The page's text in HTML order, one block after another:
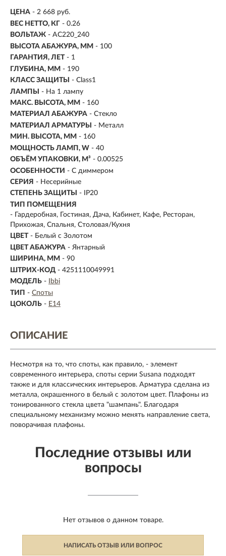
ЦЕНА - 2 668 руб.
ВЕС НЕТТО, КГ - 0.26
ВОЛЬТАЖ - AC220_240
ВЫСОТА АБАЖУРА, ММ - 100
ГАРАНТИЯ, ЛЕТ - 1
ГЛУБИНА, ММ - 190
КЛАСС ЗАЩИТЫ
- Class1
ЛАМПЫ
- На 1 лампу
МАКС. ВЫСОТА, ММ - 160
МАТЕРИАЛ АБАЖУРА - Стекло
МАТЕРИАЛ АРМАТУРЫ
- Металл
МИН. ВЫСОТА, ММ - 160
МОЩНОСТЬ ЛАМП, W - 40
ОБЪЁМ УПАКОВКИ, М³ - 0.00525
ОСОБЕННОСТИ - С диммером
СЕРИЯ - Несерийные
СТЕПЕНЬ ЗАЩИТЫ
- IP20
ТИП ПОМЕЩЕНИЯ
- Гардеробная, Гостиная, Дача, Кабинет, Кафе, Ресторан,
Прихожая, Спальня, Столовая/Кухня
ЦВЕТ - Белый с Золотом
ЦВЕТ АБАЖУРА - Янтарный
ШИРИНА, ММ - 90
ШТРИХ-КОД - 4251110049991
МОДЕЛЬ -
Ibbi
ТИП - Споты
ЦОКОЛЬ - E14
ОПИСАНИЕ
Несмотря на то, что споты, как правило, - элемент
современного интерьера, споты серии Susana подходят
также и для классических интерьеров. Арматура сделана из
металла, окрашенного в белый с золотом цвет. Плафоны из
тонированного стекла цвета "шампань". Благодаря
специальному механизму можно менять направление света,
поворачивая плафоны.
Последние отзывы или
вопросы
Нет отзывов о данном товаре.
НАПИСАТЬ ОТЗЫВ ИЛИ ВОПРОС